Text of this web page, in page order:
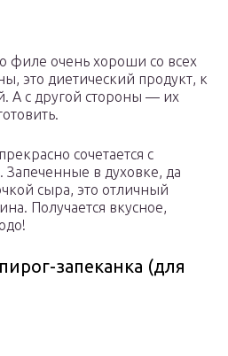
филе очень хороши со всех
это диетический продукт, к
А с другой стороны — их
сочетается с
в духовке, да
сыра, это отличный
Получается вкусное,
запеканка (для